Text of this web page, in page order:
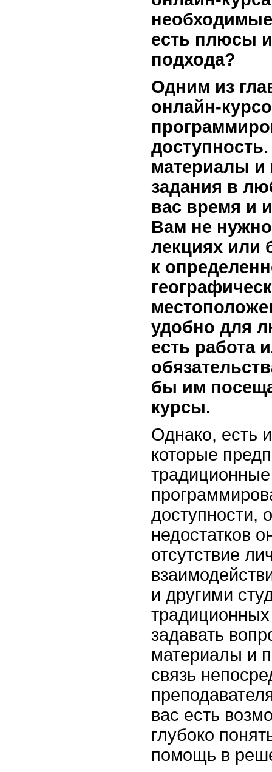
есть плюсы
подхода?
Одним из
онлайн-
материалы
задания в
вас время и
Вам не
лекциях или
к
удобно для
есть работа
бы им
курсы.
Однако, есть
которые
доступности,
недостатков
отсутствие
и другими
задавать
материалы и
связь
вас есть
глубоко
помощь в